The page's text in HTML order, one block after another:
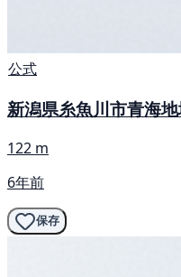
公式
新潟県糸魚川市青海
122 m
6年前
保存